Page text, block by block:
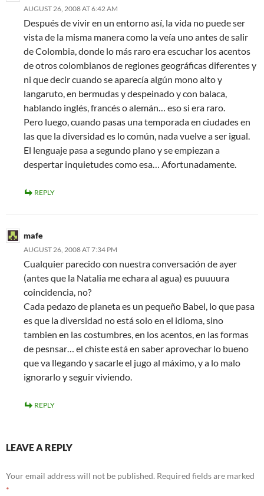
AUGUST 26, 2008 AT 6:42 AM
Después de vivir en un entorno así, la vida no puede ser
vista de la misma manera como la veía uno antes de salir
de Colombia, donde lo más raro era escuchar los acentos
de otros colombianos de regiones geográficas diferentes y
ni que decir cuando se aparecía algún mono alto y
langaruto, en bermudas y despeinado y con balaca,
hablando inglés, francés o alemán… eso si era raro.
Pero luego, cuando pasas una temporada en ciudades en
las que la diversidad es lo común, nada vuelve a ser igual.
El lenguaje pasa a segundo plano y se empiezan a
despertar inquietudes como esa… Afortunadamente.
REPLY
mafe
AUGUST 26, 2008 AT 7:34 PM
Cualquier parecido con nuestra conversación de ayer
(antes que la Natalia me echara al agua) es puuuura
coincidencia, no?
Cada pedazo de planeta es un pequeño Babel, lo que pasa
es que la diversidad no está solo en el idioma, sino
tambien en las costumbres, en los acentos, en las formas
de pesnsar… el chiste está en saber aprovechar lo bueno
que va llegando y sacarle el jugo al máximo, y a lo malo
ignorarlo y seguir viviendo.
REPLY
LEAVE A REPLY
Your email address will not be published. Required fields are marked
*